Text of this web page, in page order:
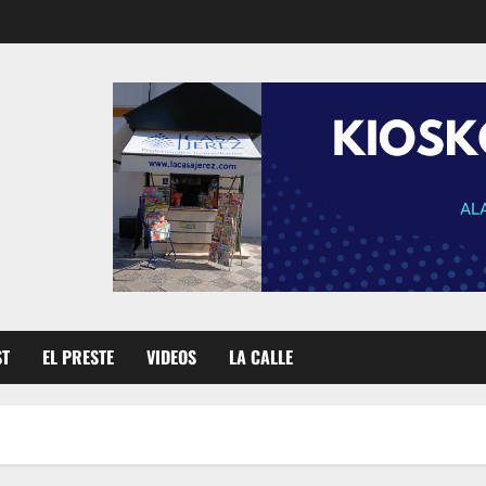
EL PRESTE VIDEOS LA CALLE